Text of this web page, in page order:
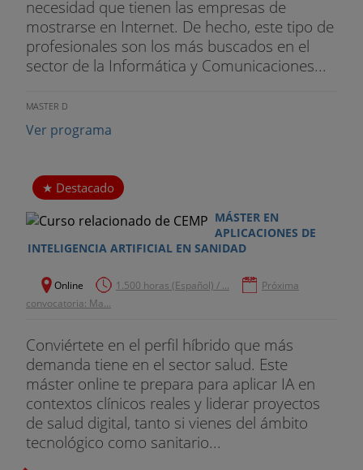
necesidad que tienen las empresas de
mostrarse en Internet. De hecho, este tipo de
profesionales son los más buscados en el
sector de la Informática y Comunicaciones...
MASTER D
Ver programa
Destacado
MÁSTER EN
APLICACIONES DE
INTELIGENCIA ARTIFICIAL EN SANIDAD
Online 1.500 horas (Español) / ...
Próxima
convocatoria: Ma...
Conviértete en el perfil híbrido que más
demanda tiene en el sector salud. Este
máster online te prepara para aplicar IA en
contextos clínicos reales y liderar proyectos
de salud digital, tanto si vienes del ámbito
tecnológico como sanitario...